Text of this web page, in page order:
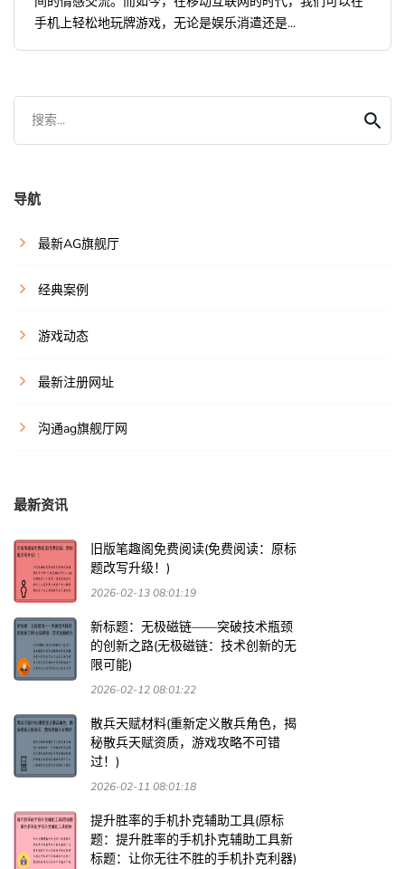
手机上轻松地玩牌游戏，无论是娱乐消遣还是...
搜索...
导航
最新AG旗舰厅
经典案例
游戏动态
最新注册网址
沟通ag旗舰厅网
最新资讯
旧版笔趣阁免费阅读(免费阅读：原标
题改写升级！)
2026-02-13 08:01:19
新标题：无极磁链——突破技术瓶颈
的创新之路(无极磁链：技术创新的无
限可能)
2026-02-12 08:01:22
散兵天赋材料(重新定义散兵角色，揭
秘散兵天赋资质，游戏攻略不可错
过！)
2026-02-11 08:01:18
提升胜率的手机扑克辅助工具(原标
题：提升胜率的手机扑克辅助工具新
标题：让你无往不胜的手机扑克利器)